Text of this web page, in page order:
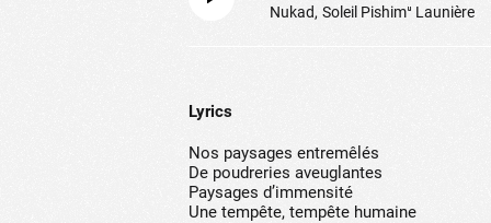
Nukad Soleil Pishimᵘ Launière
Lyrics
Nos paysages entremêlés
De poudreries aveuglantes
Paysages d’immensité
Une tempête, tempête humaine